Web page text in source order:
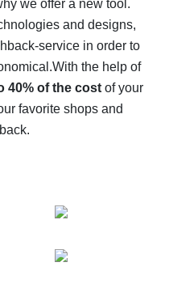
- the impossible is
- how to find it
for AliExpress - let's
we offer a new tool.
and designs,
service in order to
With the help of
40% of the costof your
favorite shops and